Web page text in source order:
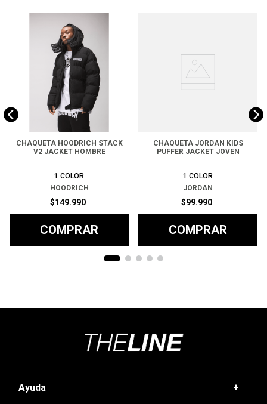
CHAQUETA HOODRICH STACK
V2 JACKET HOMBRE
1 COLOR
HOODRICH
$149.990
COMPRAR
CHAQUETA JORDAN KIDS
PUFFER JACKET JOVEN
1 COLOR
JORDAN
$99.990
COMPRAR
Ayuda +